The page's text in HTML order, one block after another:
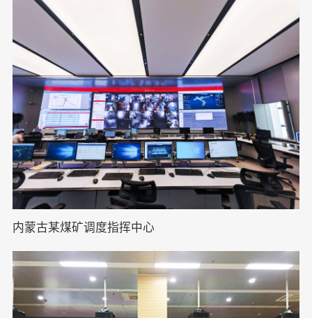
内蒙古某煤矿调度指挥中心